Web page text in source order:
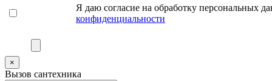
Я даю согласие на обработку персональных
конфиденциальности
×
Вызов сантехника